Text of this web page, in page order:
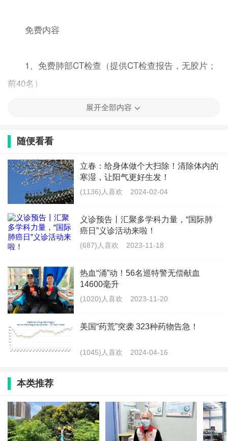
免费内容
1、免费肺部CT检查（提供CT检查报告，无胶片；
前40名）
2、免费肺功能检测（前30名）
4、免费检测血压、血糖
义诊专家
肿瘤科II病区主任，荆门市抗癌协会执行理事长，湖
北省临床肿瘤学会(ESCO)第一届理事会理事，湖北省微
循环学会肿瘤专业委员会常委。从事肿瘤放化疗多年，
擅长恶性肿瘤内科综合治疗。
展开全部内容
随便看看
立春：给身体做个大扫除！清除体内的
寒湿，让阳气更好生发！
(1136)人喜欢 2024-02-04
义诊预告丨汇聚多学科力量，“国际肺
癌日”义诊活动来啦！
(687)人喜欢 2023-11-18
热血“涌”动！56名巡特警无偿献血
14600毫升
(1020)人喜欢 2023-11-20
美国“药荒”突袭 323种药物告急！
(1045)人喜欢 2024-04-16
本类推荐